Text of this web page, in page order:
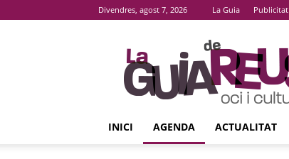
Divendres, agost 7, 2026 La Guia Publicitat
La
Guia
De
Reus
INICI AGENDA ACTUALITAT